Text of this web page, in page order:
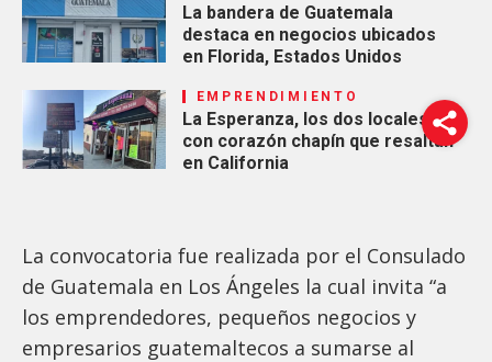
La bandera de Guatemala
destaca en negocios ubicados
en Florida, Estados Unidos
EMPRENDIMIENTO
La Esperanza, los dos locales
con corazón chapín que resaltan
en California
La convocatoria fue realizada por el Consulado
de Guatemala en Los Ángeles la cual invita “a
los emprendedores, pequeños negocios y
empresarios guatemaltecos a sumarse al